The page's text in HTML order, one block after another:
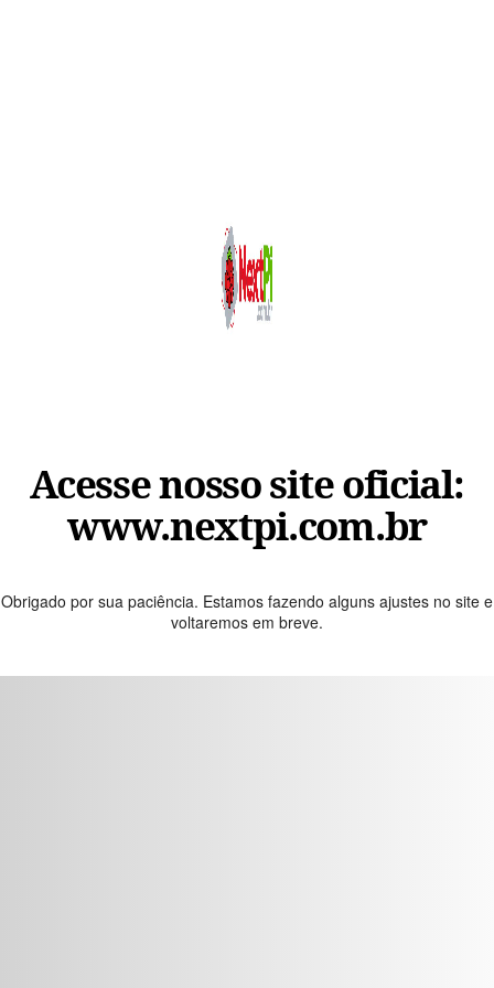
Acesse nosso site oficial:
www.nextpi.com.br
Obrigado por sua paciência. Estamos fazendo alguns ajustes no site e
voltaremos em breve.